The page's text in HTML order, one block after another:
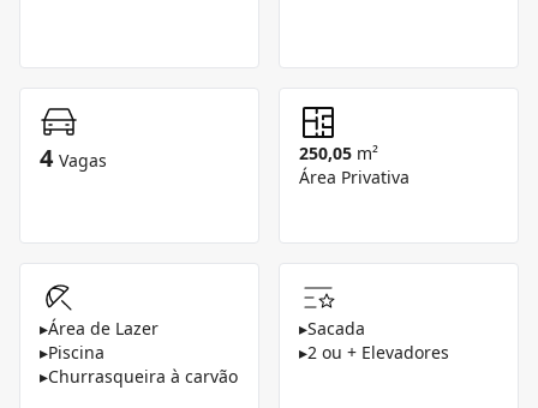
4 Vagas 250,05 m²
Área Privativa
▸Área de Lazer
▸Piscina
▸Churrasqueira à carvão
▸Sacada
▸2 ou + Elevadores